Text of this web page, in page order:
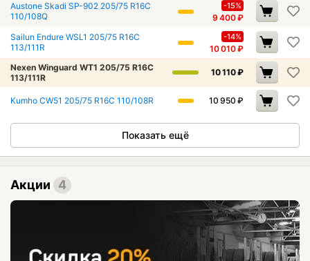
Austone Skadi SP-902 205/75 R16C
110/108Q
-15%
9 400₽
Sailun Endure WSL1 205/75 R16C
113/111R
-14%
10 010₽
Nexen Winguard WT1 205/75 R16C
113/111R
10 110₽
Kumho CW51 205/75 R16C 110/108R 10 950 ₽
Показать ещё
Акции 4